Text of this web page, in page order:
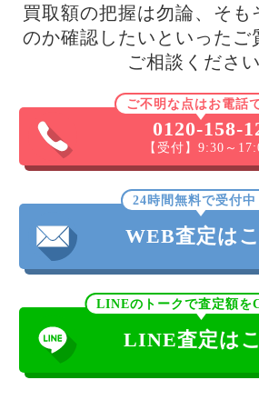
買取額の把握は勿論、そも
のか確認したいといったご
ご相談ください
ご不明な点はお電話
0120-158-
【受付】9:30～
24時間無料で受付中
WEB査定は
LINEのトークで査定額を
LINE査定は